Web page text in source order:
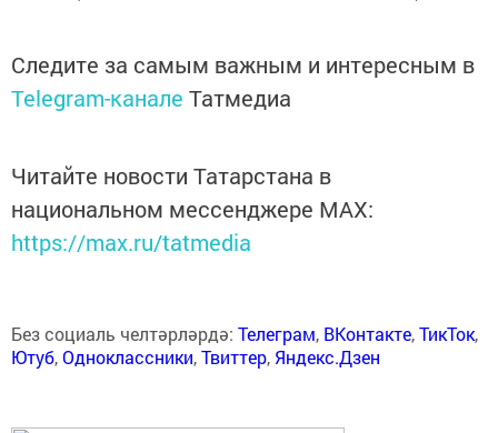
Следите за самым важным и интересным в
Telegram-канале Татмедиа
Читайте новости Татарстана в
национальном мессенджере MАХ:
https://max.ru/tatmedia
Без социаль челтәрләрдә: Телеграм, ВКонтакте,ТикТок,
Ютуб,Одноклассники,Твиттер, Яндекс.Дзен